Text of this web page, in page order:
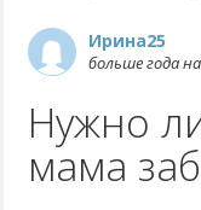
Ирина25
больше года
Нужно
мама